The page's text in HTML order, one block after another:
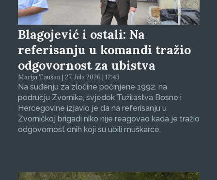
Blagojević i ostali: Na
referisanju u komandi tražio
odgovornost za ubistva
Marija Taušan | 27. Jula 2026 | 12:43
Na suđenju za zločine počinjene 1992. na
području Zvornika, svjedok Tužilaštva Bosne i
Hercegovine izjavio je da na referisanju u
Zvorničkoj brigadi niko nije reagovao kada je tražio
odgovornost onih koji su ubili muškarce.